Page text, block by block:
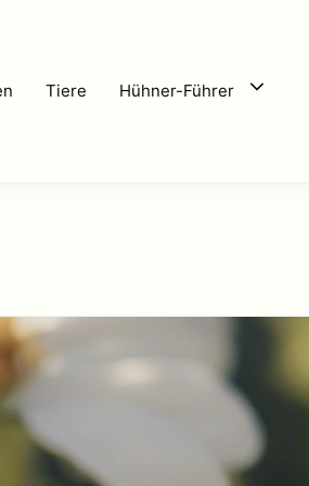
Tiere Hühner-Führer